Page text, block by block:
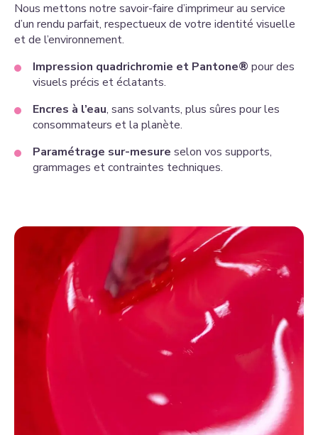
Nous mettons notre savoir-faire d’imprimeur au service
d’un rendu parfait, respectueux de votre identité visuelle
et de l’environnement.
Impression quadrichromie et Pantone® pour des
visuels précis et éclatants.
Encres à l’eau, sans solvants, plus sûres pour les
consommateurs et la planète.
Paramétrage sur-mesure selon vos supports,
grammages et contraintes techniques.